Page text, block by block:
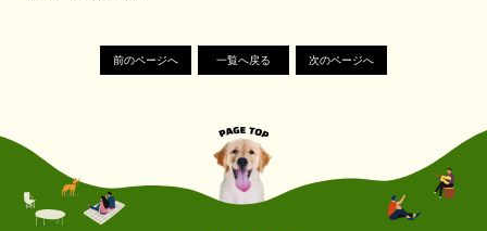
前のページへ 一覧へ戻る 次のページへ